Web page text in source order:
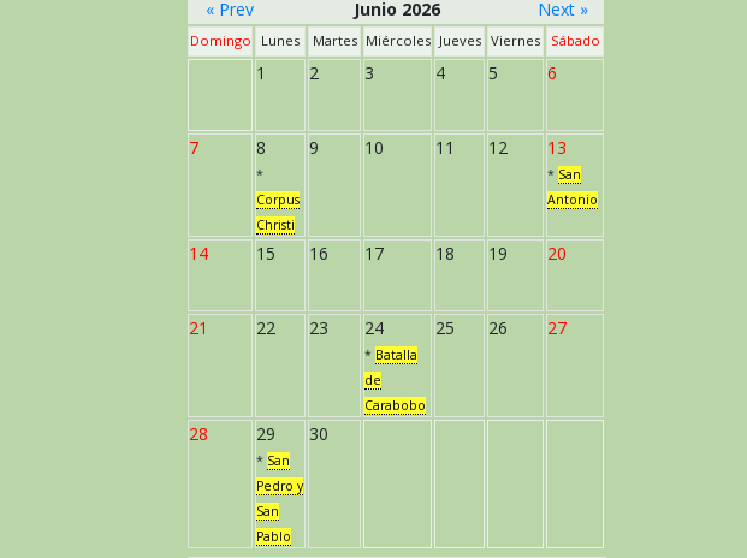
« Prev
Junio 2026 Next »
Domingo Lunes Martes Miércoles Jueves Viernes Sábado
1 2 3 4 5 6
7 8
*
Corpus
Christi
9 10 11 12 13
* San
Antonio
14 15 16 17 18 19 20
21 22 23 24
* Batalla
de
Carabobo
25 26 27
28 29
* San
Pedro y
San
Pablo
30